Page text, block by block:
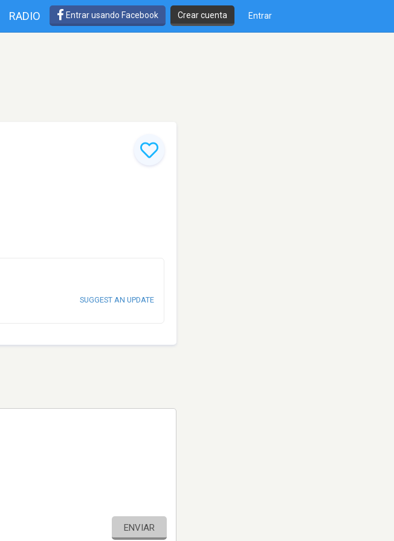
RADIO Entrar usando Facebook Crear cuenta Entrar
SUGGEST AN UPDATE
ENVIAR